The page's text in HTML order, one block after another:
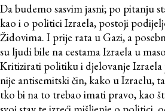
Da budemo sasvim jasni; po pitanju
kao i o politici Izraela, postoji
Židovima. I prije rata u Gazi, a
su ljudi bile na cestama Izraela u
Kritizirati politiku i djelovanje
nije antisemitski čin, kako u Izraelu,
tko bi na to trebao imati pravo, kao